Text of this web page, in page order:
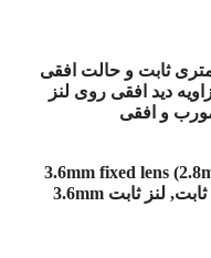
لنز 3.6 میلی متری ثابت و حالت افقی
93 درجه زاویه دید افقی روی لنز
3.6mm fixed lens
ثابت (Fixed), 3.6mm-3MP, ثابت, لنز ثابت 3.6mm